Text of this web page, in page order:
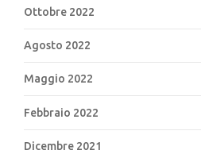
Ottobre 2022
Agosto 2022
Maggio 2022
Febbraio 2022
Dicembre 2021